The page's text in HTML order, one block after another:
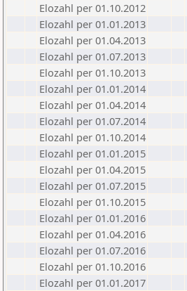
Elozahl per 01.10.2012
Elozahl per 01.01.2013
Elozahl per 01.04.2013
Elozahl per 01.07.2013
Elozahl per 01.10.2013
Elozahl per 01.01.2014
Elozahl per 01.04.2014
Elozahl per 01.07.2014
Elozahl per 01.10.2014
Elozahl per 01.01.2015
Elozahl per 01.04.2015
Elozahl per 01.07.2015
Elozahl per 01.10.2015
Elozahl per 01.01.2016
Elozahl per 01.04.2016
Elozahl per 01.07.2016
Elozahl per 01.10.2016
Elozahl per 01.01.2017